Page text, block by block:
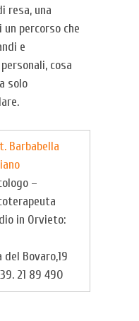
resa, una
percorso che
e
cosa
solo
Barbabella
–
in Orvieto:
Bovaro,19
21 89 490